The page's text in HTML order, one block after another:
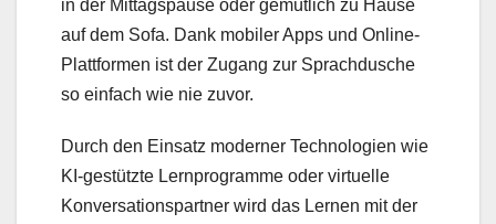
in der Mittagspause oder gemütlich zu Hause
auf dem Sofa. Dank mobiler Apps und Online-
Plattformen ist der Zugang zur Sprachdusche
so einfach wie nie zuvor.
Durch den Einsatz moderner Technologien wie
KI-gestützte Lernprogramme oder virtuelle
Konversationspartner wird das Lernen mit der